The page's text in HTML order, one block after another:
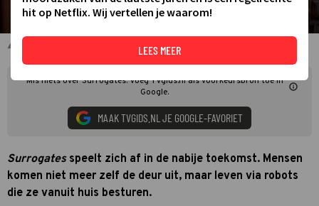
Bruce Willis
Mis niets over Surrogates. Voeg TVgids.nl als voorkeursbron toe in
Google.
MAAK TVGIDS.NL JE GOOGLE-FAVORIET
Surrogates speelt zich af in de nabije toekomst. Mensen
komen niet meer zelf de deur uit, maar leven via robots
die ze vanuit huis besturen.
hit op Netflix. Wij vertellen je waarom!
LEES MEER